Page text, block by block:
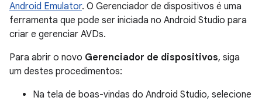
Android Emulator. O Gerenciador de dispositivos é uma
ferramenta que pode ser iniciada no Android Studio para
criar e gerenciar AVDs.
Para abrir o novo Gerenciador de dispositivos, siga
um destes procedimentos:
Na tela de boas-vindas do Android Studio, selecione